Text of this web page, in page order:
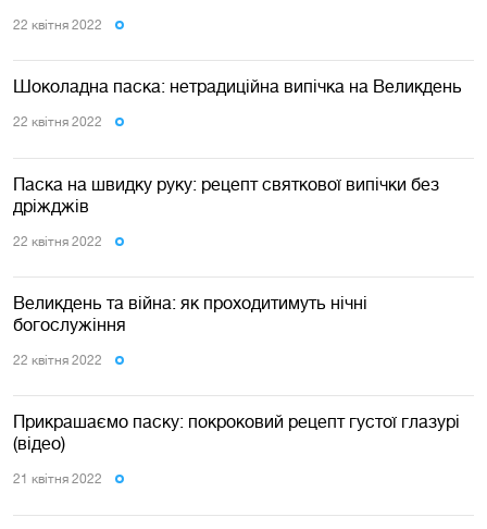
22 квiтня 2022
Шоколадна паска: нетрадиційна випічка на Великдень
22 квiтня 2022
Паска на швидку руку: рецепт святкової випічки без
дріжджів
22 квiтня 2022
Великдень та війна: як проходитимуть нічні
богослужіння
22 квiтня 2022
Прикрашаємо паску: покроковий рецепт густої глазурі
(відео)
21 квiтня 2022